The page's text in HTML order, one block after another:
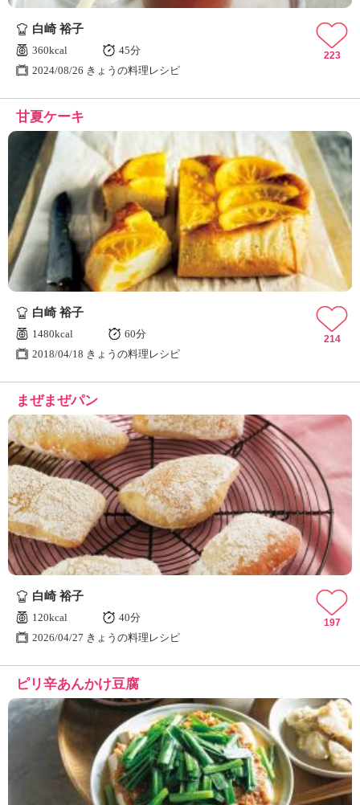
白崎 裕子
360kcal
45分
2024/08/26 きょうの料理レシピ
223
甘夏ケーキ
白崎 裕子
1480kcal
60分
2018/04/18 きょうの料理レシピ
214
まぜまぜパン
白崎 裕子
120kcal
40分
2026/04/27 きょうの料理レシピ
197
ピリ辛あんかけ豆腐